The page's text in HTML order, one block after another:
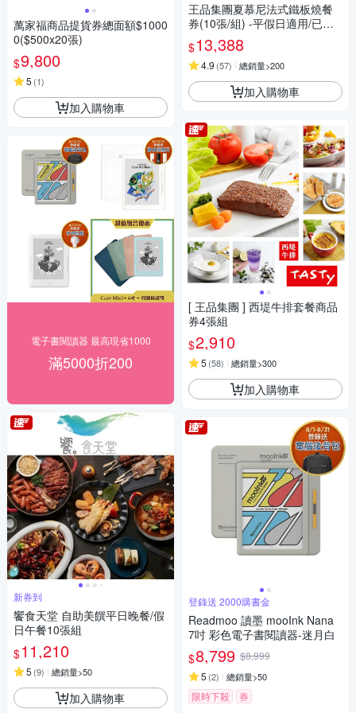
萬家福商品提貨券總面額$1000
0($500x20張)
$9,800
5 (1)
加入購物車
電子書閱讀器 最高現省1000
滿5000折200
新券到
饗食天堂 自助美饌平日晚餐/假
日午餐10張組
$11,210
5 (9) 總銷量>50
加入購物車
王品集團夏慕尼法式鐵板燒餐
券(10張/組) -平假日適用/已含
服務費(新券)
$13,388
4.9 (57) 總銷量>200
加入購物車
[ 王品集團 ] 西堤牛排套餐商品
券4張組
$2,910
5 (58) 總銷量>300
加入購物車
登錄送 2000購書金
Readmoo 讀墨 mooInk Nana
7吋 彩色電子書閱讀器-迷月白
$8,799 $8,999
5 (2) 總銷量>50
限時下殺 券